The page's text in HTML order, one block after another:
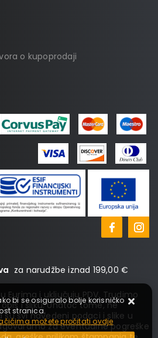
o kupoprodaji
za narudžbe iznad 199,00 €
Eurima i uključuju PDV. Trudimo
i sliku. Unatoč tome, ne
svi navedeni podaci i slike u
za eventualne pogreške
bi se osiguralo bolje korisničko
stranica.
možete pročitati ovdje